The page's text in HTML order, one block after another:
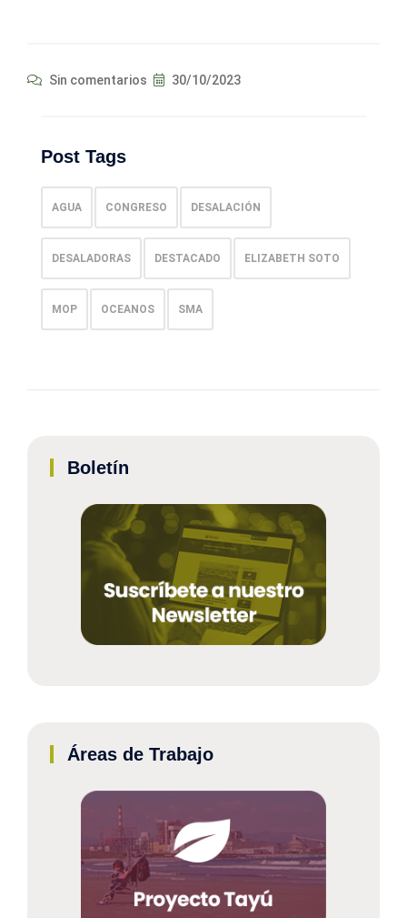
Sin comentarios 30/10/2023
Post Tags
AGUA CONGRESO DESALACIÓN
DESALADORAS DESTACADO ELIZABETH SOTO
MOP OCEANOS SMA
Boletín
Áreas de Trabajo